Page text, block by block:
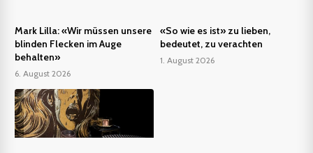
Mark Lilla: «Wir müssen unsere
blinden Flecken im Auge
behalten»
6. August 2026
«So wie es ist» zu lieben,
bedeutet, zu verachten
1. August 2026